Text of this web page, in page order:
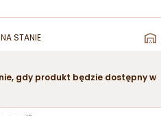
STANIE
gdy produkt będzie dostępny w